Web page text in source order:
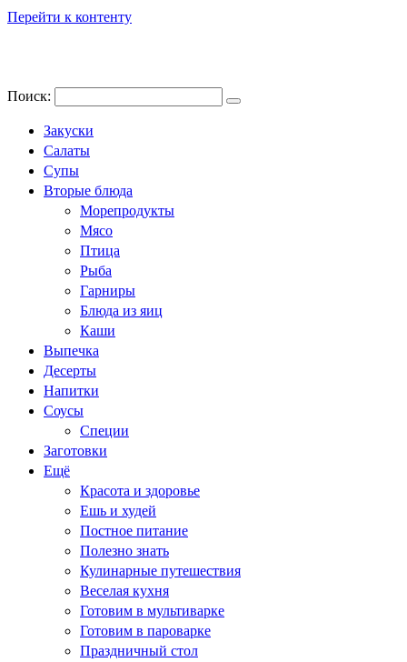
Перейти к контенту
Поиск:
Закуски
Салаты
Супы
Вторые блюда
Морепродукты
Мясо
Птица
Рыба
Гарниры
Блюда из яиц
Каши
Выпечка
Десерты
Напитки
Соусы
Специи
Заготовки
Ещё
Красота и здоровье
Ешь и худей
Постное питание
Полезно знать
Кулинарные путешествия
Веселая кухня
Готовим в мультиварке
Готовим в пароварке
Праздничный стол